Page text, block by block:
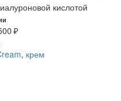
кислотой
₽
, крем